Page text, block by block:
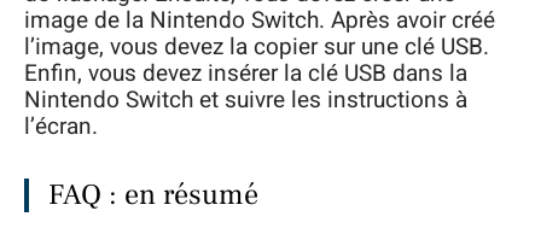
image de la Nintendo Switch. Après avoir créé
l’image, vous devez la copier sur une clé USB.
Enfin, vous devez insérer la clé USB dans la
Nintendo Switch et suivre les instructions à
l’écran.
FAQ : en résumé